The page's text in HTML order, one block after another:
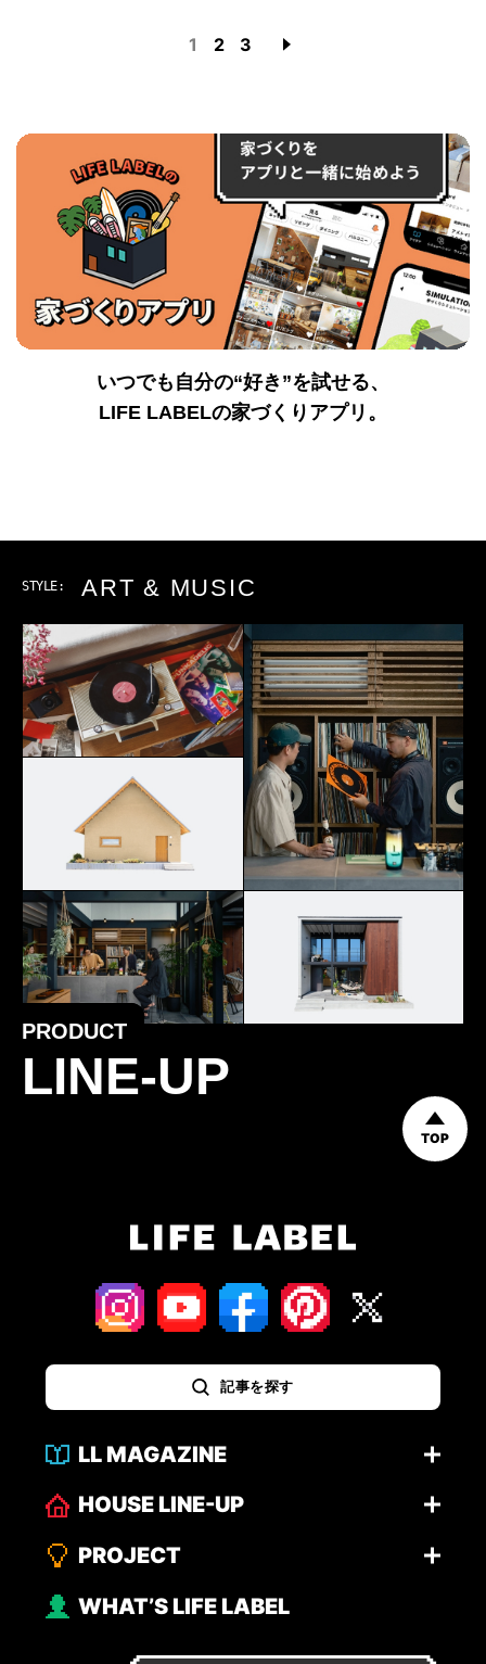
1 2 3
いつでも自分の“好き”を試せる、
LIFE LABELの家づくりアプリ。
STYLE: ART & MUSIC
PRODUCT
LINE-UP
TOP
記事を探す
LL MAGAZINE
HOUSE LINE-UP
PROJECT
WHAT’S LIFE LABEL